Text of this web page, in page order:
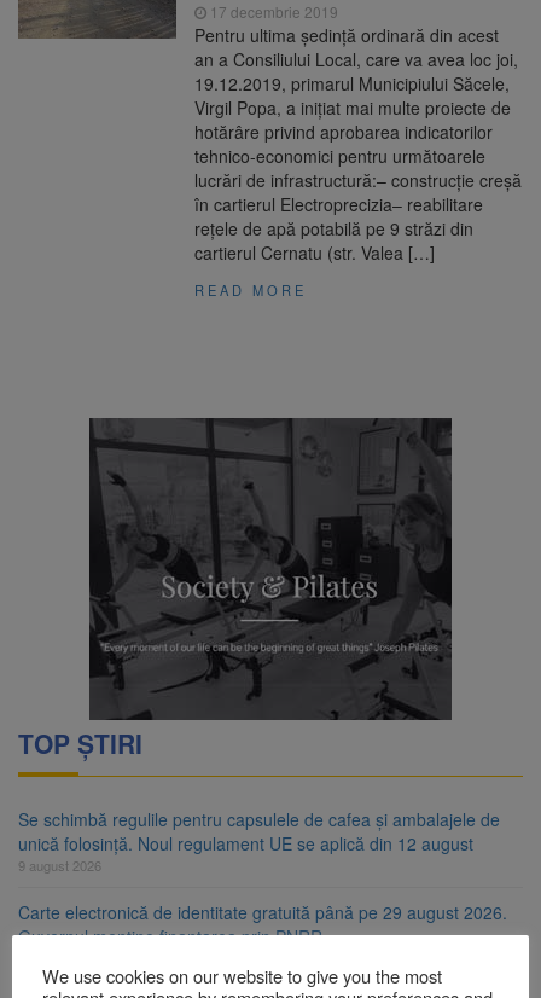
9 august 2026
Avocații fraților Andrew și
Tristan Tate cer eliberarea lor pe cauțiune în
Se schimbă examenul de
medic specialist. Subiecte unice în toată țara,
aceeași oră și același barem
Se schimbă regulile pentru
capsulele de cafea și ambalajele de unică
folosință. Noul regulament UE se aplică din 12
17 decembrie 2019
Pentru ultima ședință ordinară din acest
an a Consiliului Local, care va avea loc joi,
19.12.2019, primarul Municipiului Săcele,
Virgil Popa, a inițiat mai multe proiecte de
hotărâre privind aprobarea indicatorilor
tehnico-economici pentru următoarele
lucrări de infrastructură:– construcție creșă
în cartierul Electroprecizia– reabilitare
rețele de apă potabilă pe 9 străzi din
cartierul Cernatu (str. Valea […]
READ MORE
TOP ȘTIRI
Se schimbă regulile pentru capsulele de cafea și ambalajele de
unică folosință. Noul regulament UE se aplică din 12 august
9 august 2026
Carte electronică de identitate gratuită până pe 29 august 2026.
Guvernul menține finanțarea prin PNRR
We use cookies on our website to give you the most